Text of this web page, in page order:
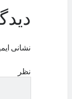
نشانی
نظر